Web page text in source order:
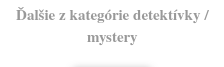
Ďalšie z kategórie detektívky /
mystery